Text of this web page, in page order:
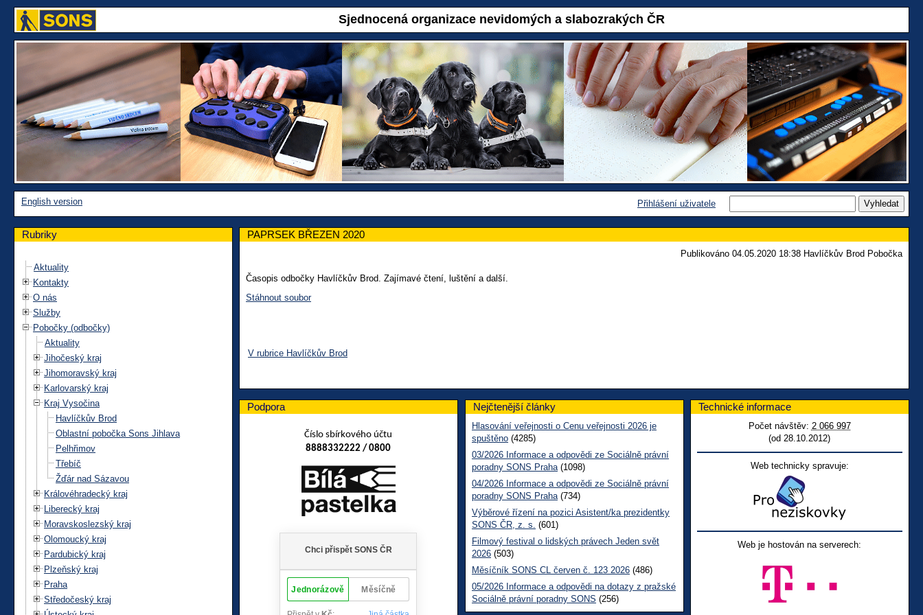
Sjednocená organizace nevidomých a slabozrakých ČR
English version Přihlášení uživatele
Rubriky
Aktuality
Kontakty
O nás
Služby
Pobočky (odbočky)
Aktuality
Jihočeský kraj
Jihomoravský kraj
Karlovarský kraj
Kraj Vysočina
Havlíčkův Brod
Oblastní pobočka Sons Jihlava
Pelhřimov
Třebíč
Žďár nad Sázavou
Královéhradecký kraj
Liberecký kraj
Moravskoslezský kraj
Olomoucký kraj
Pardubický kraj
Plzeňský kraj
Praha
Středočeský kraj
PAPRSEK BŘEZEN 2020
Publikováno 04.05.2020 18:38 Havlíčkův Brod Pobočka
Časopis odbočky Havlíčkův Brod. Zajímavé čtení, luštění a další.
Stáhnout soubor
V rubrice Havlíčkův Brod
Podpora
Číslo sbírkového účtu
8888332222 / 0800
Nejčtenější články
Hlasování veřejnosti o Cenu veřejnosti 2026 je
spuštěno (4285)
03/2026 Informace a odpovědi ze Sociálně právní
poradny SONS Praha (1098)
04/2026 Informace a odpovědi ze Sociálně právní
poradny SONS Praha (734)
Výběrové řízení na pozici Asistent/ka prezidentky
SONS ČR, z. s. (601)
Filmový festival o lidských právech Jeden svět
2026 (503)
Měsíčník SONS CL červen č. 123 2026 (486)
05/2026 Informace a odpovědi na dotazy z pražské
Sociálně právní poradny SONS (256)
Technické informace
Počet návštěv: 2 066 997
(od 28.10.2012)
Web technicky spravuje:
Web je hostován na serverech: